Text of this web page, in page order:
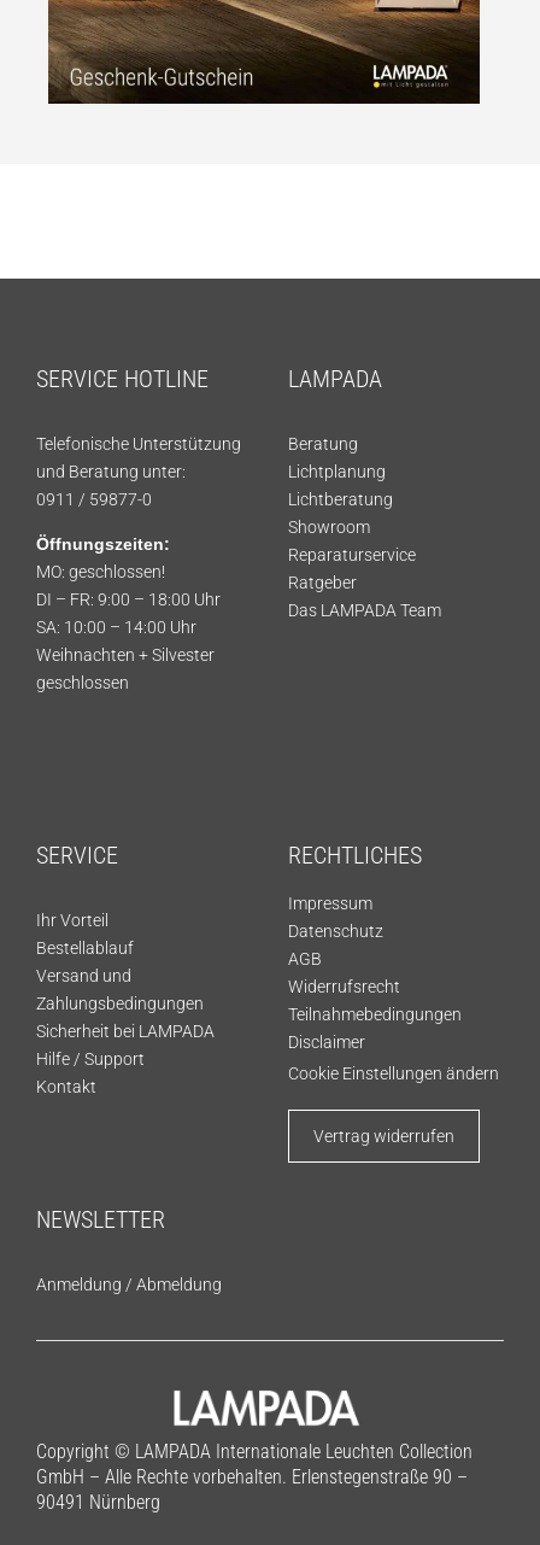
SERVICE HOTLINE
Telefonische Unterstützung
und Beratung unter:
0911 / 59877-0
Öffnungszeiten:
MO: geschlossen!
DI – FR: 9:00 – 18:00 Uhr
SA: 10:00 – 14:00 Uhr
Weihnachten + Silvester
geschlossen
LAMPADA
Beratung
Lichtplanung
Lichtberatung
Showroom
Reparaturservice
Ratgeber
Das LAMPADA Team
SERVICE
Ihr Vorteil
Bestellablauf
Versand und
Zahlungsbedingungen
Sicherheit bei LAMPADA
Hilfe / Support
Kontakt
RECHTLICHES
Impressum
Datenschutz
AGB
Widerrufsrecht
Teilnahmebedingungen
Disclaimer
Cookie Einstellungen ändern
Vertrag widerrufen
NEWSLETTER
Anmeldung / Abmeldung
Copyright © LAMPADA Internationale Leuchten Collection
GmbH – Alle Rechte vorbehalten. Erlenstegenstraße 90 –
90491 Nürnberg